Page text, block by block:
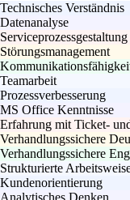
Technisches Verständnis
Datenanalyse
Serviceprozessgestaltung
Störungsmanagement
Teamarbeit
Prozessverbesserung
MS Office Kenntnisse
Erfahrung mit Ticket-
Verhandlungssichere
Verhandlungssichere
Strukturierte
Kundenorientierung